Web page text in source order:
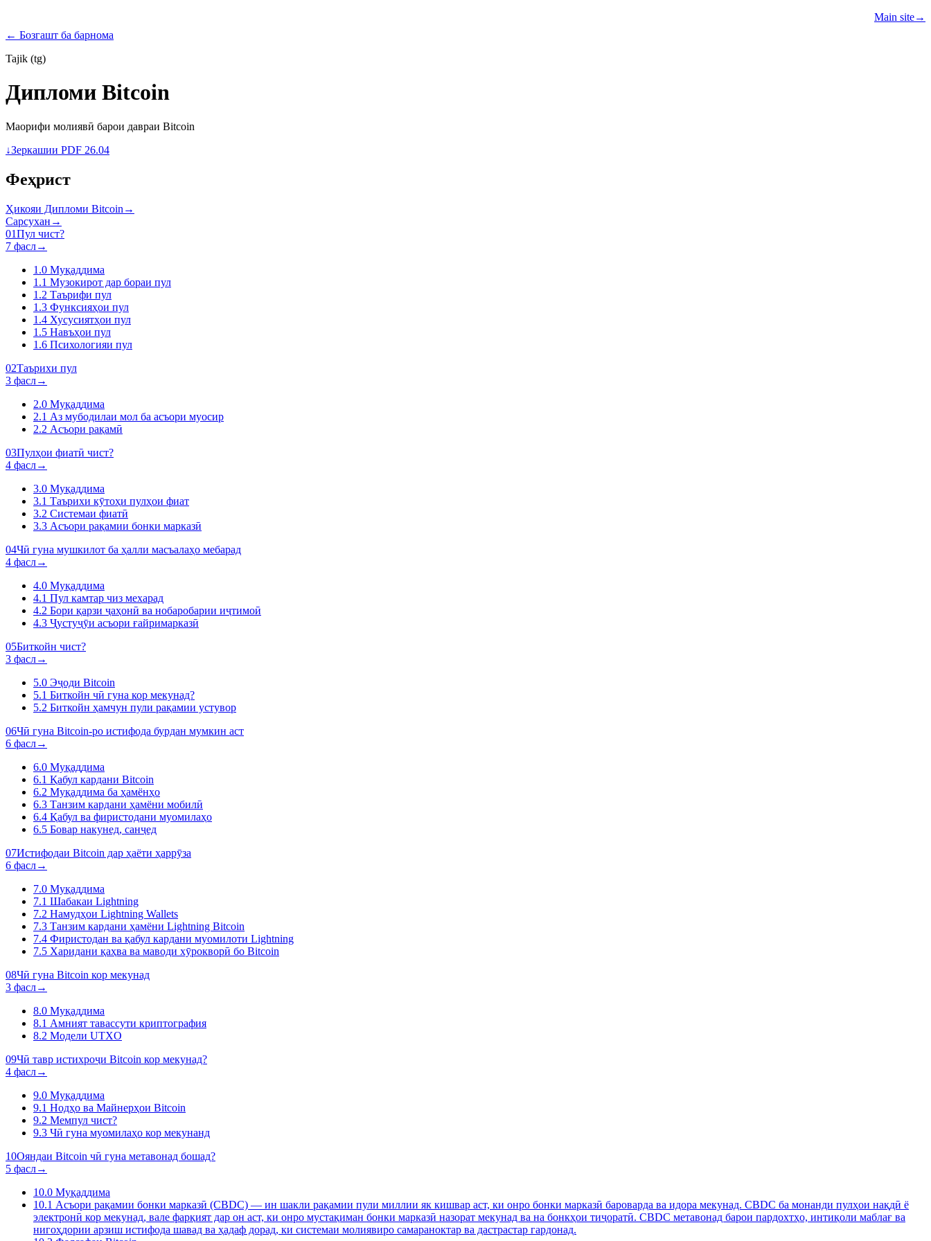
Main site→
← Бозгашт ба барнома
Tajik (tg)
Дипломи Bitcoin
Маорифи молиявӣ барои давраи Bitcoin
↓Зеркашии PDF 26.04
Феҳрист
Ҳикояи Дипломи Bitcoin →
Сарсухан →
01Пул чист?
7 фасл→
1.0 Муқаддима
1.1 Музокирот дар бораи пул
1.2 Таърифи пул
1.3 Функсияҳои пул
1.4 Хусусиятҳои пул
1.5 Навъҳои пул
1.6 Психологияи пул
02Таърихи пул
3 фасл→
2.0 Муқаддима
2.1 Аз мубодилаи мол ба асъори муосир
2.2 Асъори рақамӣ
03Пулҳои фиатӣ чист?
4 фасл→
3.0 Муқаддима
3.1 Таърихи кӯтоҳи пулҳои фиат
3.2 Системаи фиатӣ
3.3 Асъори рақамии бонки марказӣ
04Чӣ гуна мушкилот ба ҳалли масъалаҳо мебарад
4 фасл→
4.0 Муқаддима
4.1 Пул камтар чиз мехарад
4.2 Бори қарзи ҷаҳонӣ ва нобаробарии иҷтимоӣ
4.3 Ҷустуҷӯи асъори ғайримарказӣ
05Биткойн чист?
3 фасл→
5.0 Эҷоди Bitcoin
5.1 Биткойн чӣ гуна кор мекунад?
5.2 Биткойн ҳамчун пули рақамии устувор
06Чӣ гуна Bitcoin-ро истифода бурдан мумкин аст
6 фасл→
6.0 Муқаддима
6.1 Қабул кардани Bitcoin
6.2 Муқаддима ба ҳамёнҳо
6.3 Танзим кардани ҳамёни мобилӣ
6.4 Қабул ва фиристодани муомилаҳо
6.5 Бовар накунед, санҷед
07Истифодаи Bitcoin дар ҳаёти ҳаррӯза
6 фасл→
7.0 Муқаддима
7.1 Шабакаи Lightning
7.2 Намудҳои Lightning Wallets
7.3 Танзим кардани ҳамёни Lightning Bitcoin
7.4 Фиристодан ва қабул кардани муомилоти Lightning
7.5 Харидани қаҳва ва маводи хӯрокворӣ бо Bitcoin
08Чӣ гуна Bitcoin кор мекунад
3 фасл→
8.0 Муқаддима
8.1 Амният тавассути криптография
8.2 Модели UTXO
09Чӣ тавр истихроҷи Bitcoin кор мекунад?
4 фасл→
9.0 Муқаддима
9.1 Нодҳо ва Майнерҳои Bitcoin
9.2 Мемпул чист?
9.3 Чӣ гуна муомилаҳо кор мекунанд
10Ояндаи Bitcoin чӣ гуна метавонад бошад?
5 фасл→
10.0 Муқаддима
10.1 Асъори рақамии бонки марказӣ (CBDC) — ин шакли рақамии пули миллии як кишвар аст, ки онро бонки марказӣ бароварда ва идора мекунад. CBDC ба монанди пулҳои нақдӣ ё
электронӣ кор мекунад, вале фарқият дар он аст, ки онро мустақиман бонки марказӣ назорат мекунад ва на бонкҳои тиҷоратӣ. CBDC метавонад барои пардохтҳо, интиқоли маблағ ва
нигоҳдории арзиш истифода шавад ва ҳадаф дорад, ки системаи молиявиро самараноктар ва дастрастар гардонад.